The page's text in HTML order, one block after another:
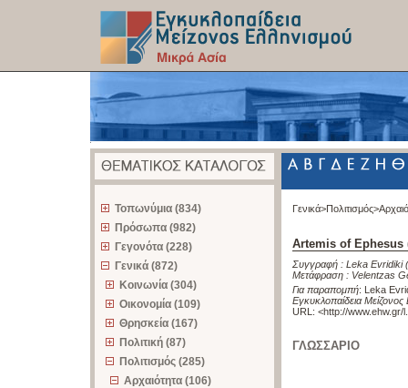
Τοπωνύμια (834)
Πρόσωπα (982)
Γεγονότα (228)
Γενικά (872)
Κοινωνία (304)
Οικονομία (109)
Θρησκεία (167)
Πολιτική (87)
Πολιτισμός (285)
Αρχαιότητα (106)
Γενικά>Πολιτισμός>
Artemis of Ephesus
Συγγραφή : Leka Evridiki
Μετάφραση : Velentzas
Για παραπομπή: Leka
Εγκυκλοπαίδεια
URL: <http://www.ehw.gr/
ΓΛΩΣΣΑΡΙΟ